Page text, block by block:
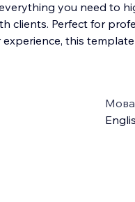
you need to
clients. Perfect for
experience, this